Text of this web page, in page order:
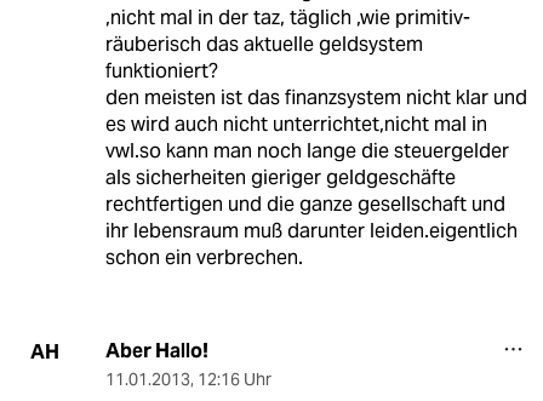
,nicht mal in der taz, täglich ,wie primitiv-
räuberisch das aktuelle geldsystem
funktioniert?
den meisten ist das finanzsystem nicht klar und
es wird auch nicht unterrichtet,nicht mal in
vwl.so kann man noch lange die steuergelder
als sicherheiten gieriger geldgeschäfte
rechtfertigen und die ganze gesellschaft und
ihr lebensraum muß darunter leiden.eigentlich
schon ein verbrechen.
AH Aber Hallo!
11.01.2013, 12:16 Uhr